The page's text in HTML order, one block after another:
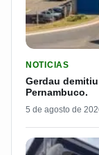
NOTICIAS
Gerdau
Pernambuco.
5 de agosto de